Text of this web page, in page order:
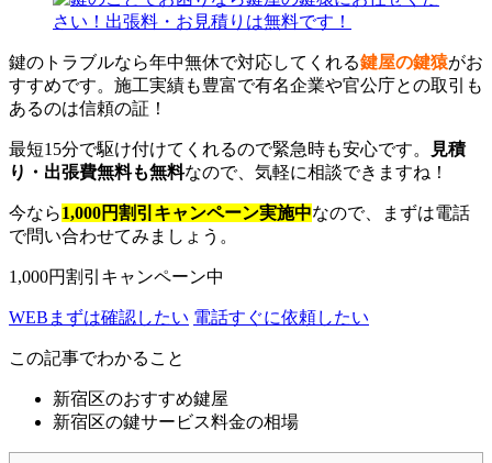
鍵のトラブルなら年中無休で対応してくれる鍵屋の鍵猿がお
すすめです。施工実績も豊富で有名企業や官公庁との取引も
あるのは信頼の証！
最短15分で駆け付けてくれるので緊急時も安心です。
見積
り・出張費無料も無料なので、気軽に相談できますね！
今なら1,000円割引キャンペーン実施中なので、まずは電話
で問い合わせてみましょう。
1,000円割引キャンペーン中
WEB まずは確認したい 電話すぐに依頼したい
この記事でわかること
新宿区のおすすめ鍵屋
新宿区の鍵サービス料金の相場